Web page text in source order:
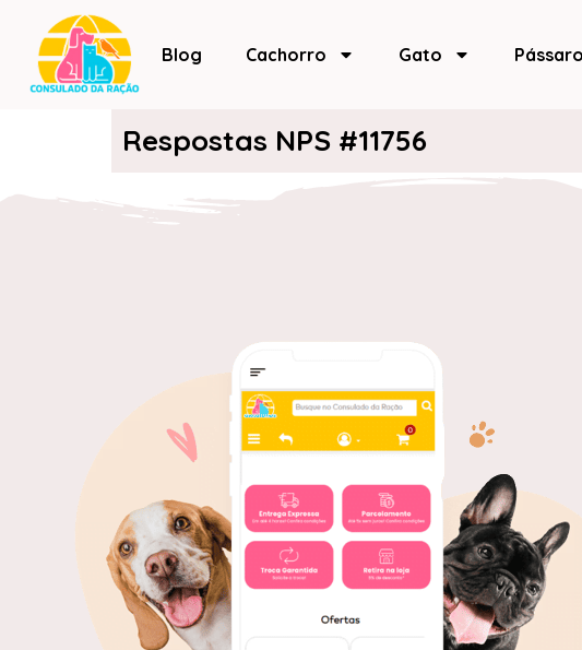
Blog Cachorro Gato
Respostas NPS #11756